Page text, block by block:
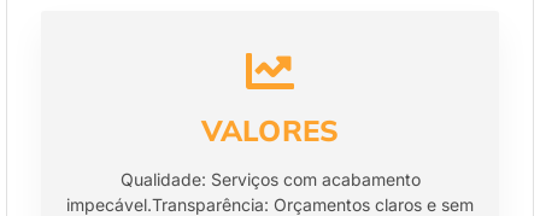
VALORES
Qualidade: Serviços com acabamento
impecável.Transparência: Orçamentos claros e sem